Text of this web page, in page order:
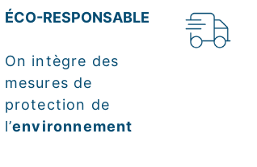
ÉCO-RESPONSABLE
On intègre des
mesures de
protection de
l’environnement